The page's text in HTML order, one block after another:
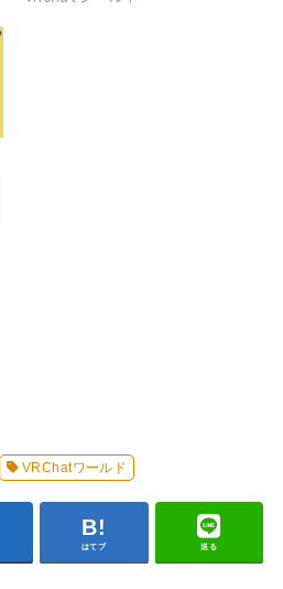
VRChatワールド
はてブ 送る